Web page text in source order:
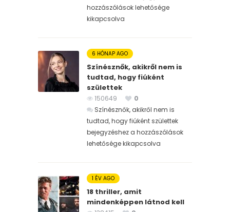
hozzászólások lehetősége
kikapcsolva
6 HÓNAP AGO
Színésznők, akikről nem is
tudtad, hogy fiúként
születtek
150649
0
Színésznők, akikről nem is
tudtad, hogy fiúként születtek
bejegyzéshez a hozzászólások
lehetősége kikapcsolva
1 ÉV AGO
18 thriller, amit
mindenképpen látnod kell